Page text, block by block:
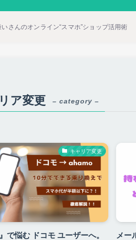
いさんのオンライン“スマホ”ショップ活用術
ア変更 – category –
キャリア変更
で悩む ドコモ ユーザーへ。
メー